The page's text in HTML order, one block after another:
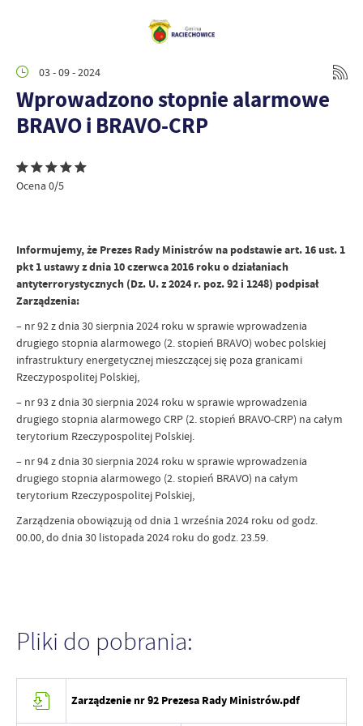
03 - 09 - 2024
Wprowadzono stopnie alarmowe
BRAVO i BRAVO-CRP
Ocena 0/5
Informujemy, że Prezes Rady Ministrów na podstawie art. 16 ust. 1
pkt 1 ustawy z dnia 10 czerwca 2016 roku o działaniach
antyterrorystycznych (Dz. U. z 2024 r. poz. 92 i 1248) podpisał
Zarządzenia:
– nr 92 z dnia 30 sierpnia 2024 roku w sprawie wprowadzenia
drugiego stopnia alarmowego (2. stopień BRAVO) wobec polskiej
infrastruktury energetycznej mieszczącej się poza granicami
Rzeczypospolitej Polskiej,
– nr 93 z dnia 30 sierpnia 2024 roku w sprawie wprowadzenia
drugiego stopnia alarmowego CRP (2. stopień BRAVO-CRP) na całym
terytorium Rzeczypospolitej Polskiej.
– nr 94 z dnia 30 sierpnia 2024 roku w sprawie wprowadzenia
drugiego stopnia alarmowego (2. stopień BRAVO) na całym
terytorium Rzeczypospolitej Polskiej,
Zarządzenia obowiązują od dnia 1 września 2024 roku od godz.
00.00, do dnia 30 listopada 2024 roku do godz. 23.59.
Pliki do pobrania:
Zarządzenie nr 92 Prezesa Rady Ministrów.pdf